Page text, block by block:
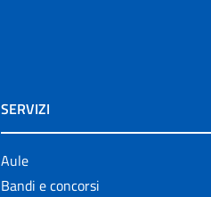
SERVIZI
Aule
Bandi e concorsi